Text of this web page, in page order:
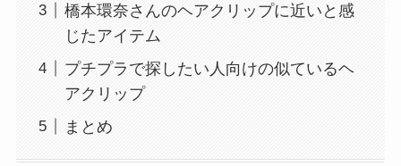
橋本環奈さんのヘアクリップに近いと感
じたアイテム
プチプラで探したい人向けの似ているヘ
アクリップ
まとめ